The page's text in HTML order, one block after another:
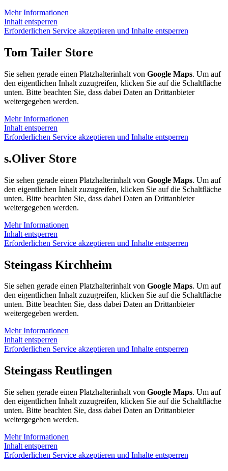
Mehr Informationen
Inhalt entsperren
Erforderlichen Service akzeptieren und Inhalte entsperren
Tom Tailer Store
Sie sehen gerade einen Platzhalterinhalt von Google Maps. Um auf
den eigentlichen Inhalt zuzugreifen, klicken Sie auf die Schaltfläche
unten. Bitte beachten Sie, dass dabei Daten an Drittanbieter
weitergegeben werden.
Mehr Informationen
Inhalt entsperren
Erforderlichen Service akzeptieren und Inhalte entsperren
s.Oliver Store
Sie sehen gerade einen Platzhalterinhalt von Google Maps. Um auf
den eigentlichen Inhalt zuzugreifen, klicken Sie auf die Schaltfläche
unten. Bitte beachten Sie, dass dabei Daten an Drittanbieter
weitergegeben werden.
Mehr Informationen
Inhalt entsperren
Erforderlichen Service akzeptieren und Inhalte entsperren
Steingass Kirchheim
Sie sehen gerade einen Platzhalterinhalt von Google Maps. Um auf
den eigentlichen Inhalt zuzugreifen, klicken Sie auf die Schaltfläche
unten. Bitte beachten Sie, dass dabei Daten an Drittanbieter
weitergegeben werden.
Mehr Informationen
Inhalt entsperren
Erforderlichen Service akzeptieren und Inhalte entsperren
Steingass Reutlingen
Sie sehen gerade einen Platzhalterinhalt von Google Maps. Um auf
den eigentlichen Inhalt zuzugreifen, klicken Sie auf die Schaltfläche
unten. Bitte beachten Sie, dass dabei Daten an Drittanbieter
weitergegeben werden.
Mehr Informationen
Inhalt entsperren
Erforderlichen Service akzeptieren und Inhalte entsperren